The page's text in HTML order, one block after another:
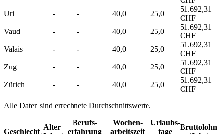
Uri
- - 40,0 25,0
51.692,31
CHF
Vaud
- - 40,0 25,0
51.692,31
CHF
Valais
- - 40,0 25,0
51.692,31
CHF
Zug
- - 40,0 25,0
51.692,31
CHF
Zürich
- - 40,0 25,0
51.692,31
CHF
Alle Daten sind errechnete Durchschnittswerte.
Geschlecht
Alter
Berufs­
erfahrung
Wochen­
arbeitszeit
Urlaubs­
tage
Bruttolohn